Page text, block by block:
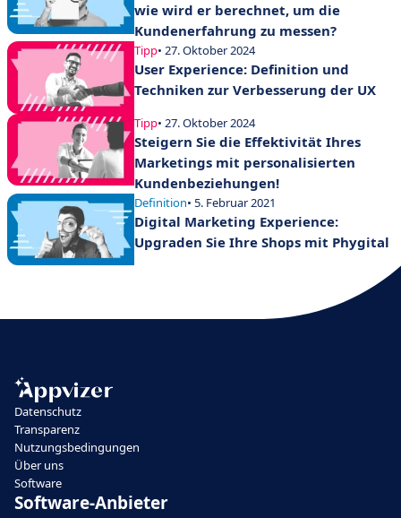
wie wird er berechnet, um die
Kundenerfahrung zu messen?
Tipp• 27. Oktober 2024
User Experience: Definition und
Techniken zur Verbesserung der UX
Tipp• 27. Oktober 2024
Steigern Sie die Effektivität Ihres
Marketings mit personalisierten
Kundenbeziehungen!
Definition• 5. Februar 2021
Digital Marketing Experience:
Upgraden Sie Ihre Shops mit Phygital
Datenschutz
Transparenz
Nutzungsbedingungen
Über uns
Software
Software-Anbieter